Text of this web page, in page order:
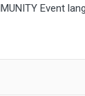
Event